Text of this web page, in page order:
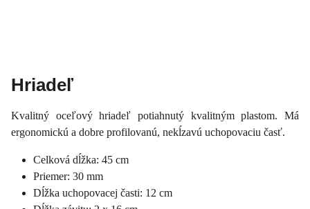
Hriadeľ
Kvalitný oceľový hriadeľ potiahnutý kvalitným plastom. Má
ergonomickú a dobre profilovanú, nekĺzavú uchopovaciu časť.
Celková dĺžka: 45 cm
Priemer: 30 mm
Dĺžka uchopovacej časti: 12 cm